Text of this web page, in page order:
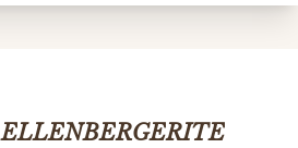
ELLENBERGERITE